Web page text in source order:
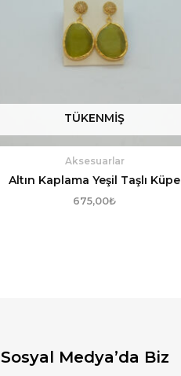
TÜKENMIŞ
Aksesuarlar
Altın Kaplama Yeşil Taşlı Küpe
675,00₺
Sosyal Medya’da Biz